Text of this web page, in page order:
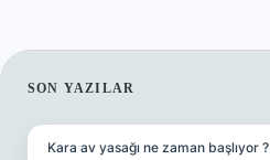
SIDEBAR
SON YAZILAR
Kara av yasağı ne zaman başlıyor ?